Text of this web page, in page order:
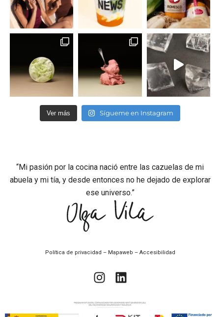
Ver más Sígueme en Instagram
“Mi pasión por la cocina nació entre las cazuelas de mi
abuela y mi tía, y desde entonces no he dejado de explorar
ese universo.”
Política de privacidad – Mapaweb – Accesibilidad